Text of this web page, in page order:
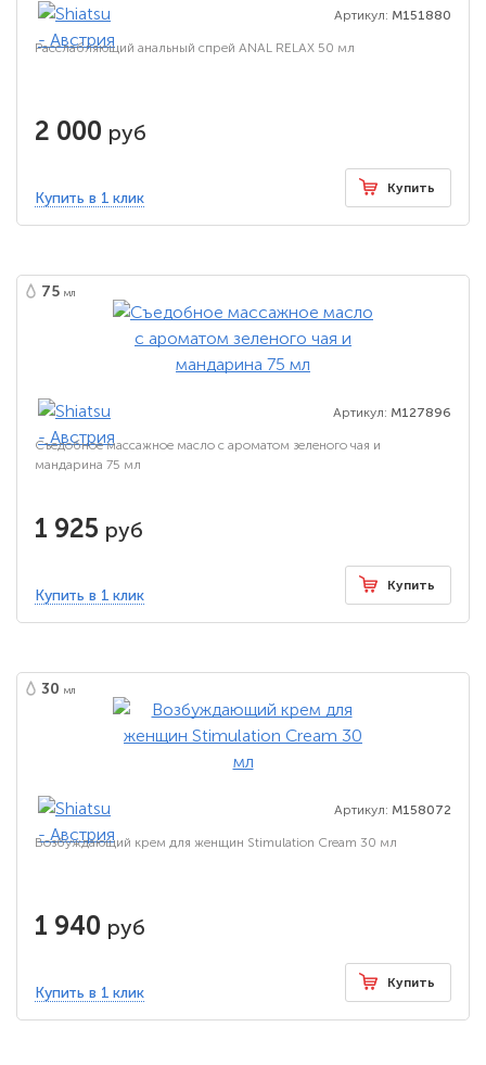
Артикул: M151880
Расслабляющий анальный спрей ANAL RELAX 50 мл
2 000 руб
Купить в 1 клик
Купить
75 мл
Артикул: M127896
Съедобное массажное масло с ароматом зеленого чая и
мандарина 75 мл
1 925 руб
Купить в 1 клик
Купить
30 мл
Артикул: M158072
Возбуждающий крем для женщин Stimulation Cream 30 мл
1 940 руб
Купить в 1 клик
Купить